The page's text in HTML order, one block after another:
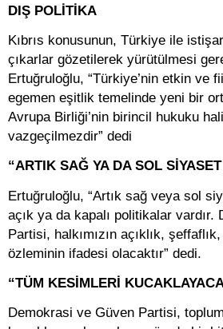
DIŞ POLİTİKA
Kıbrıs konusunun, Türkiye ile
çıkarlar gözetilerek yürütülmesi
Ertuğruloğlu, “Türkiye’nin etkin ve
egemen eşitlik temelinde yeni bir
Avrupa Birliği’nin birincil hukuku
vazgeçilmezdir” dedi
“ARTIK SAĞ YA DA SOL
Ertuğruloğlu, “Artık sağ veya sol
açık ya da kapalı politikalar
Partisi, halkımızın açıklık,
özleminin ifadesi olacaktır” dedi.
“TÜM KESİMLERİ
Demokrasi ve Güven Partisi,